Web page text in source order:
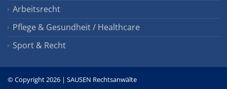
Arbeitsrecht
Pflege & Gesundheit / Healthcare
Sport & Recht
© Copyright 2026 | SAUSEN Rechtsanwälte